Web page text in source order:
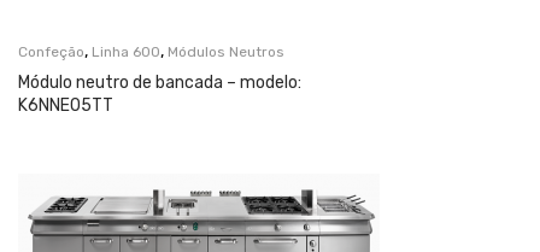
Confeção, Linha 600, Módulos Neutros
Módulo neutro de bancada – modelo:
K6NNE05TT